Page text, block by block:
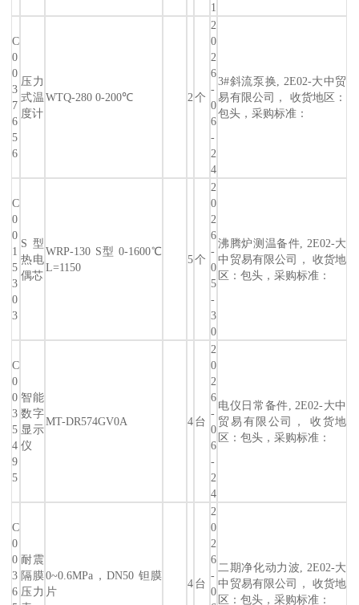
1
C
0
0
3
7
6
5
6
压力
式温
度计
WTQ-280 0-200℃ 2个
2
0
2
6
-
0
6
-
2
4
3#斜流泵换, 2E02-大中贸
易有限公司， 收货地区：
包头，采购标准：
C
0
0
1
5
3
0
3
S型
热电
偶芯
WRP-130 S型 0-1600℃
L=1150
5个
2
0
2
6
-
0
5
-
3
0
沸腾炉测温备件, 2E02-大
中贸易有限公司， 收货地
区：包头，采购标准：
C
0
0
3
5
4
9
5
智能
数字
显示
仪
MT-DR574GV0A 4台
2
0
2
6
-
0
6
-
2
4
电仪日常备件, 2E02-大中
贸易有限公司， 收货地
区：包头，采购标准：
C
0
0
3
6
耐震
隔膜
压力
0~0.6MPa，DN50 钽膜
片
4台
2
0
2
6
-
0
二期净化动力波, 2E02-大
中贸易有限公司， 收货地
区：包头，采购标准：